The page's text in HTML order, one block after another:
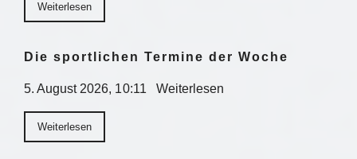
Weiterlesen
Die sportlichen Termine der Woche
5. August 2026, 10:11 Weiterlesen
Weiterlesen